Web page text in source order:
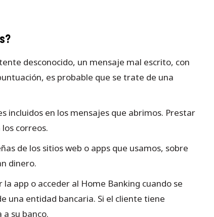
desconocido, un mensaje mal escrito, con
es probable que se trate de una
incluidos en los mensajes que abrimos. Prestar
correos.
de los sitios web o apps que usamos, sobre
dinero.
app o acceder al Home Banking cuando se
una entidad bancaria. Si el cliente tiene
su banco.